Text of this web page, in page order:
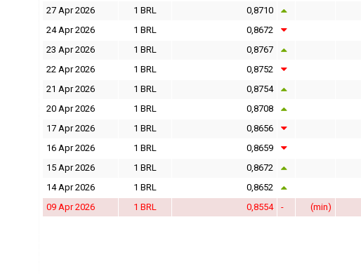
27 Apr 2026
1 BRL 0,8710
24 Apr 2026
1 BRL 0,8672
23 Apr 2026
1 BRL 0,8767
22 Apr 2026
1 BRL 0,8752
21 Apr 2026
1 BRL 0,8754
20 Apr 2026
1 BRL 0,8708
17 Apr 2026
1 BRL 0,8656
16 Apr 2026
1 BRL 0,8659
15 Apr 2026
1 BRL 0,8672
14 Apr 2026
1 BRL 0,8652
09 Apr 2026
1 BRL 0,8554 - (min)